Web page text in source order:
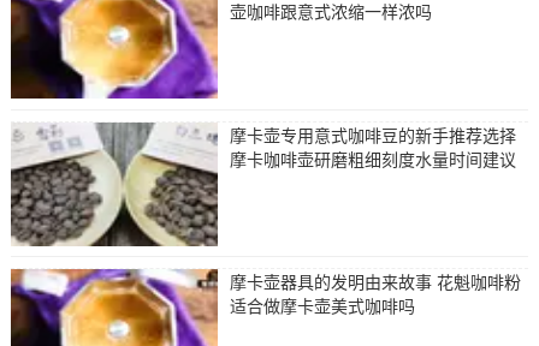
壶咖啡跟意式浓缩一样浓吗
摩卡壶专用意式咖啡豆的新手推荐选择
摩卡咖啡壶研磨粗细刻度水量时间建议
摩卡壶器具的发明由来故事 花魁咖啡粉
适合做摩卡壶美式咖啡吗